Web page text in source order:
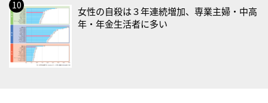
2026/09/03(木)
・がん征圧月間
・世界アルツハイマー月間
・健康増進普及月間
女性の自殺は３年連続増加、専業主婦・中高
年・年金生活者に多い